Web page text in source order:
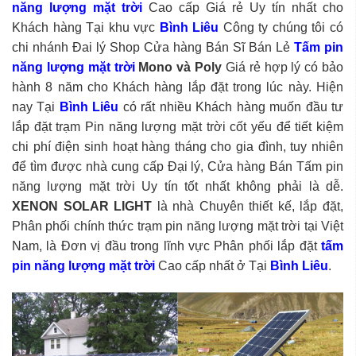
năng lượng mặt trời Cao cấp Giá rẻ Uy tín nhất cho
Khách hàng Tại khu vực Bình Liêu Công ty chúng tôi có
chi nhánh Đai lý Shop Cửa hàng Bán Sĩ Bán Lẻ Tấm pin
năng lượng mặt trờiMono và Poly Giá rẻ hợp lý có bảo
hành 8 năm cho Khách hàng lắp đặt trong lúc này. Hiện
nay Tại Bình Liêu có rất nhiều Khách hàng muốn đầu tư
lắp đặt trạm Pin năng lượng mặt trời cốt yếu để tiết kiệm
chi phí điện sinh hoạt hàng tháng cho gia đình, tuy nhiên
để tìm được nhà cung cấp Đại lý, Cửa hàng Bán Tấm pin
năng lượng mặt trời Uy tín tốt nhất không phải là dễ.
XENON SOLAR LIGHT là nhà Chuyên thiết kế, lắp đặt,
Phân phối chính thức trạm pin năng lượng mặt trời tại Việt
Nam, là Đơn vị đầu trong lĩnh vực Phân phối lắp đặttấm
pin năng lượng mặt trời Cao cấp nhất ở Tại Bình Liêu.